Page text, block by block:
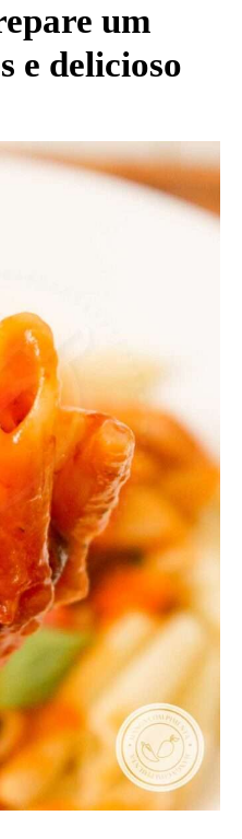
um
e delicioso